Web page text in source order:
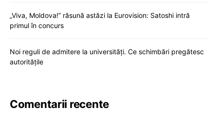
„Viva, Moldova!” răsună astăzi la Eurovision: Satoshi intră
primul în concurs
Noi reguli de admitere la universități. Ce schimbări pregătesc
autoritățile
Comentarii recente